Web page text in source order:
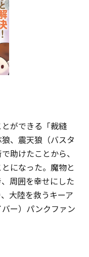
ができる「裁縫
、震天狼（バスタ
助けたことから、
なった――。魔物と
周囲を幸せにした
大陸を救うキーア
ー）パンクファン